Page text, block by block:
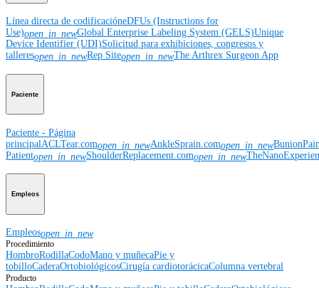
Línea directa de codificacióneDFUs (Instructions for
Use)open_in_newGlobal Enterprise Labeling System (GELS)Unique
Device Identifier (UDI)Solicitud para exhibiciones, congresos y
talleresopen_in_newRep Siteopen_in_newThe Arthrex Surgeon App
Paciente
Paciente - Página
principal ACLTear.comopen_in_newAnkleSprain.comopen_in_new
Patientopen_in_newShoulderReplacement.comopen_in_new
Empleos
Empleosopen_in_new
Procedimiento
HombroRodillaCodoMano y muñecaPie y
tobilloCaderaOrtobiológicosCirugía cardiotorácicaColumna vertebral
Producto